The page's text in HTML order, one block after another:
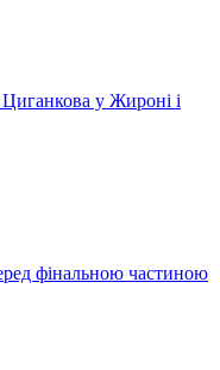
у Жироні і
фінальною частиною